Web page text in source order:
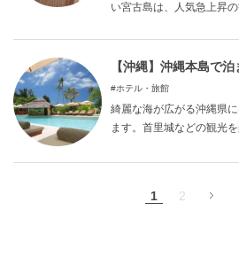
い宮古島は、人気急上昇
島には、一度は泊まって
る宮古島の高級ホテルを
【沖縄】沖縄本島で
ホテル・旅館
綺麗な海が広がる沖縄県
ます。首里城などの観光
ンスポーツなどたくさん
す。そんな魅力たっぷり
1 2